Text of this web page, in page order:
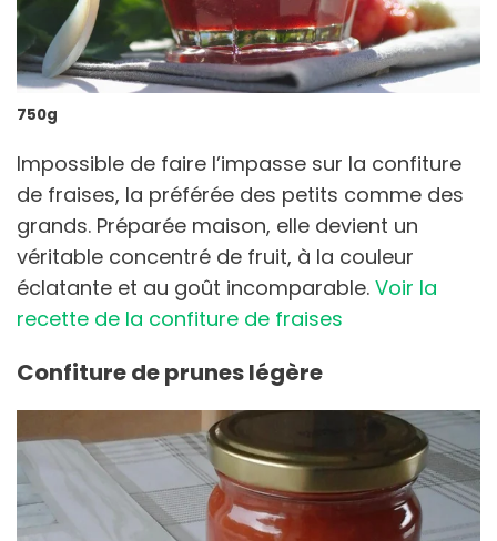
750g
Impossible de faire l’impasse sur la confiture
de fraises, la préférée des petits comme des
grands. Préparée maison, elle devient un
véritable concentré de fruit, à la couleur
éclatante et au goût incomparable. Voir la
recette de la confiture de fraises
Confiture de prunes légère